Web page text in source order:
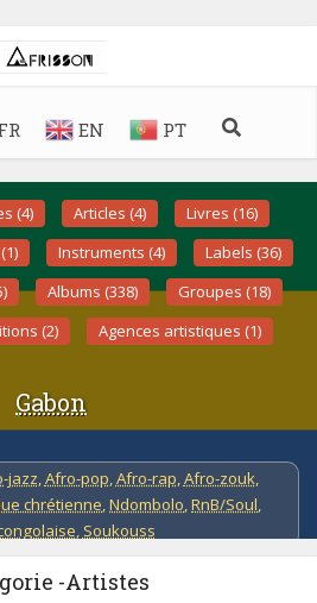
EN PT
(4) Articles (4)
Livres (16)
Instruments (4)
Labels (36)
Albums (338)
Groupes (18)
(2) Agences artistiques (1)
Gabon
jazz,Afro-pop,Afro-rap,Afro-zouk,
chrétienne,Ndombolo,RnB/Soul,
, Soukouss
-Artistes